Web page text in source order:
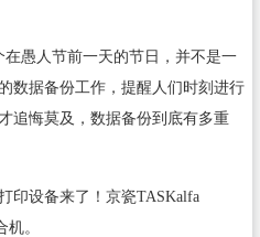
愚人节前一天的节日，并不是一
数据备份工作，提醒人们时刻进行
追悔莫及，数据备份到底有多重
设备来了！京瓷TASKalfa
。